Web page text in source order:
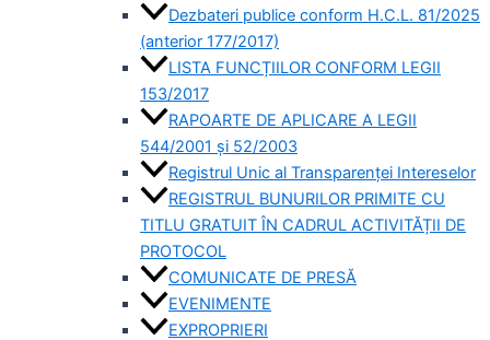
Dezbateri publice conform H.C.L. 81/2025
(anterior 177/2017)
LISTA FUNCȚIILOR CONFORM LEGII
153/2017
RAPOARTE DE APLICARE A LEGII
544/2001 și 52/2003
Registrul Unic al Transparenței Intereselor
REGISTRUL BUNURILOR PRIMITE CU
TITLU GRATUIT ÎN CADRUL ACTIVITĂȚII DE
PROTOCOL
COMUNICATE DE PRESĂ
EVENIMENTE
EXPROPRIERI